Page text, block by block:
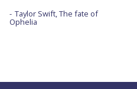
Taylor Swift, The fate of
Ophelia